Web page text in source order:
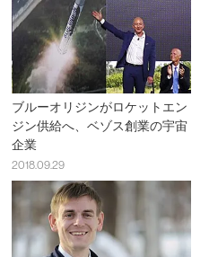
ブルーオリジンがロケットエン
ジン供給へ、ベゾス創業の宇宙
企業
2018.09.29